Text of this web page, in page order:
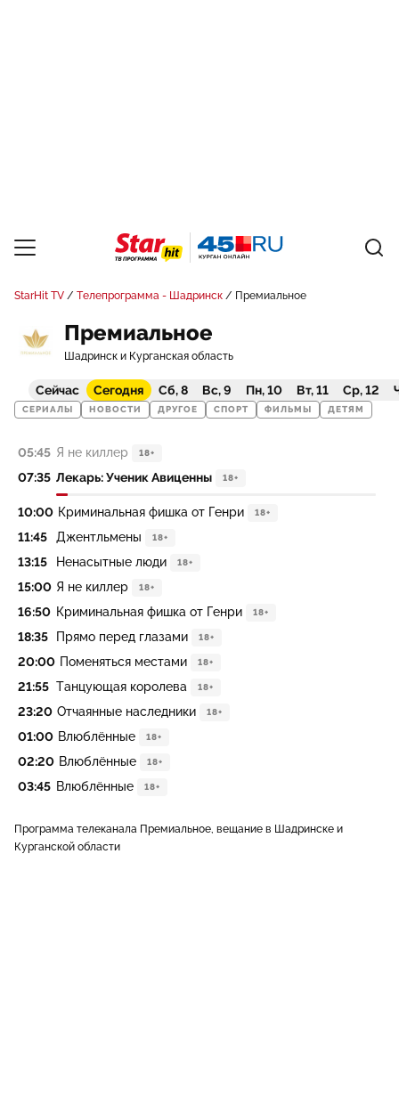
StarHit TV Телепрограмма - Шадринск Премиальное
Премиальное
Шадринск и Курганская область
Сейчас Сегодня Сб, 8 Вс, 9 Пн, 10 Вт, 11 Ср, 12
СЕРИАЛЫ НОВОСТИ ДРУГОЕ СПОРТ ФИЛЬМЫ ДЕТЯМ
05:45 Я не киллер 18+
07:35 Лекарь: Ученик Авиценны 18+
10:00 Криминальная фишка от Генри 18+
11:45 Джентльмены 18+
13:15 Ненасытные люди 18+
15:00 Я не киллер 18+
16:50 Криминальная фишка от Генри 18+
18:35 Прямо перед глазами 18+
20:00 Поменяться местами 18+
21:55 Танцующая королева 18+
23:20 Отчаянные наследники 18+
01:00 Влюблённые 18+
02:20 Влюблённые 18+
03:45 Влюблённые 18+
Программа телеканала Премиальное, вещание в Шадринске и
Курганской области